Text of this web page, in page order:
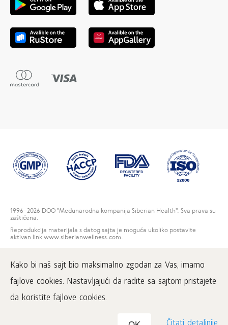
Kako bi naš sajt bio maksimalno zgodan za Vas, imamo
fajlove cookies. Nastavljajući da radite sa sajtom pristajete
da koristite fajlove cookies.
1996–2026 DOO "Međunarodna kompanija Siberian Health". Sva prava su
zaštićena.
Reprodukcija materijala s datog sajta je moguća ukoliko postavite
aktivan link www.siberianwellness.com.
Korisnički ugovor
Politika privatnosti